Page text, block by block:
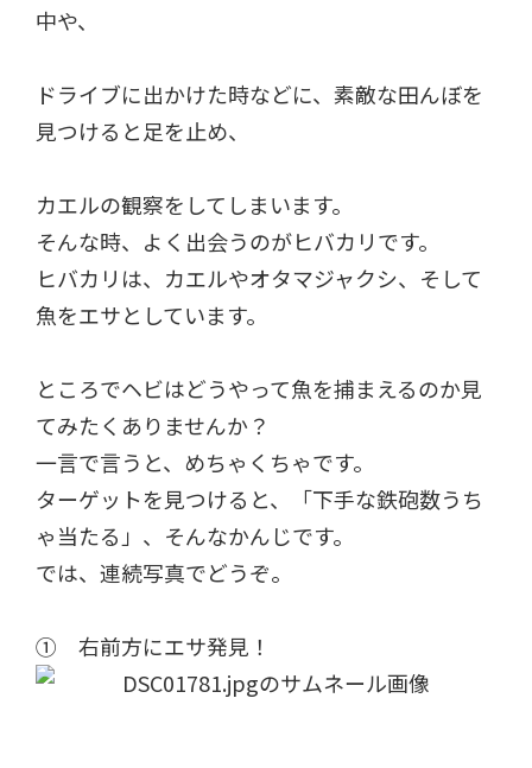
中や、
ドライブに出かけた時などに、素敵な田んぼを
見つけると足を止め、
カエルの観察をしてしまいます。
そんな時、よく出会うのがヒバカリです。
ヒバカリは、カエルやオタマジャクシ、そして
魚をエサとしています。
ところでヘビはどうやって魚を捕まえるのか見
てみたくありませんか？
一言で言うと、めちゃくちゃです。
ターゲットを見つけると、「下手な鉄砲数うち
ゃ当たる」、そんなかんじです。
では、連続写真でどうぞ。
① 右前方にエサ発見！